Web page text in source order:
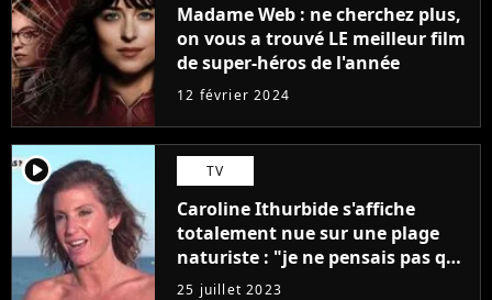
Madame Web : ne cherchez plus,
on vous a trouvé LE meilleur film
de super-héros de l'année
12 février 2024
player2 TV
Caroline Ithurbide s'affiche
totalement nue sur une plage
naturiste : "je ne pensais pas que
j'arriverais à le faire..."
25 juillet 2023